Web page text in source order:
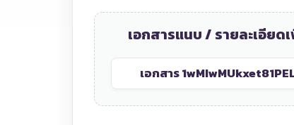
เอกสารแนบ / รายละเอียด
เอกสาร 1